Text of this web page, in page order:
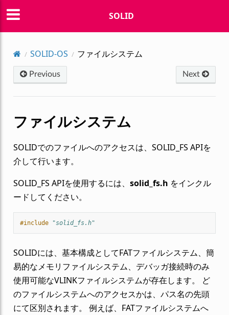
SOLID
SOLID-OS ファイルシステム
Previous Next
ファイルシステム
SOLIDでのファイルへのアクセスは、SOLID_FS APIを
介して行います。
SOLID_FS APIを使用するには、 solid_fs.h をインクル
ードしてください。
#include "solid_fs.h"
SOLIDには、基本構成としてFATファイルシステム、簡
易的なメモリファイルシステム、デバッガ接続時のみ
使用可能なVLINKファイルシステムが存在します。 ど
のファイルシステムへのアクセスかは、パス名の先頭
にて区別されます。 例えば、FATファイルシステムへ